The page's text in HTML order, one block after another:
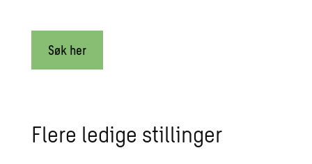
Søk her
Flere ledige stillinger